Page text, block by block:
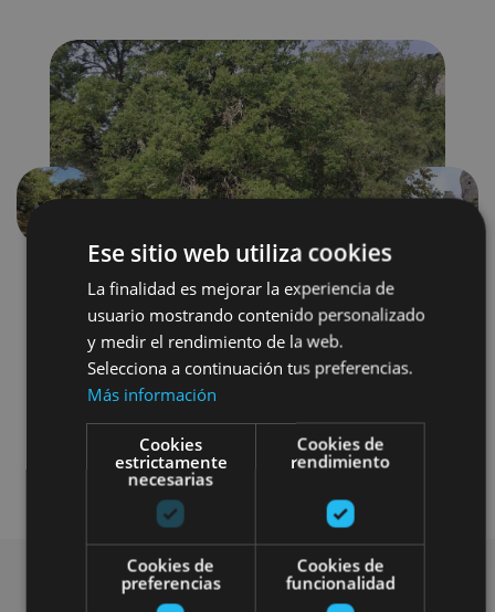
Senderismo y montaña
Visitas guiadas
Ese sitio web utiliza cookies
La finalidad es mejorar la experiencia de
usuario mostrando contenido personalizado
y medir el rendimiento de la web.
Selecciona a continuación tus preferencias.
Más información
Cookies
estrictamente
necesarias
Cookies de
rendimiento
Cookies de
preferencias
Cookies de
funcionalidad